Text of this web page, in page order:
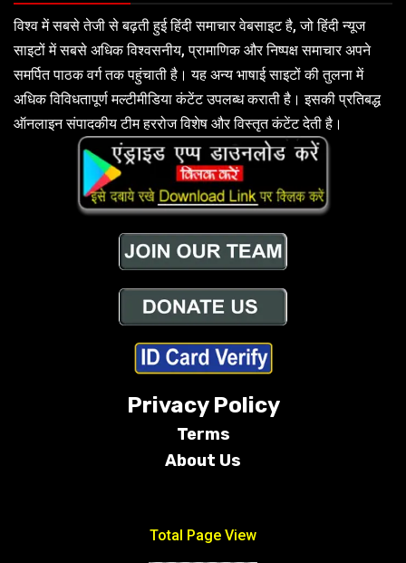
विश्व में सबसे तेजी से बढ़ती हुई हिंदी समाचार वेबसाइट है, जो हिंदी न्यूज
साइटों में सबसे अधिक विश्वसनीय, प्रामाणिक और निष्पक्ष समाचार अपने
समर्पित पाठक वर्ग तक पहुंचाती है। यह अन्य भाषाई साइटों की तुलना में
अधिक विविधतापूर्ण मल्टीमीडिया कंटेंट उपलब्ध कराती है। इसकी प्रतिबद्ध
ऑनलाइन संपादकीय टीम हररोज विशेष और विस्तृत कंटेंट देती है।
Privacy Policy
Terms
About Us
Total Page View